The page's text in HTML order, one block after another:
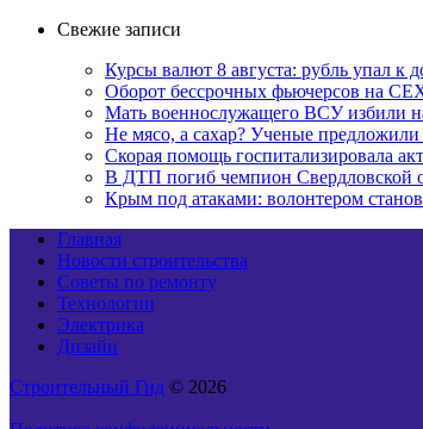
Свежие записи
Курсы валют 8 августа: рубль упал к
Оборот бессрочных фьючерсов на
Мать военнослужащего ВСУ избили
Не мясо, а сахар? Ученые
Скорая помощь госпитализировала
В ДТП погиб чемпион Свердловской
Крым под атаками: волонтером
Главная
Новости строительства
Советы по ремонту
Технологии
Электрика
Дизайн
Строительный Гид © 2026